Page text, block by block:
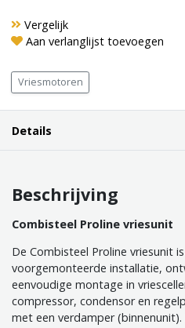
Vergelijk
Aan verlanglijst toevoegen
Vriesmotoren
Details
Beschrijving
Combisteel Proline vriesunit
De Combisteel Proline vriesunit
voorgemonteerde installatie,
eenvoudige montage in
compressor, condensor en
met een verdamper